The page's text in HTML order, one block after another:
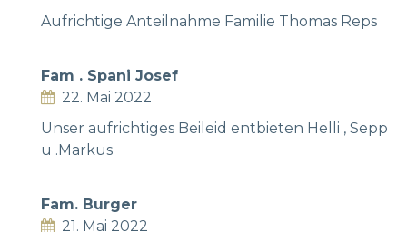
Aufrichtige Anteilnahme Familie Thomas Reps
Fam . Spani Josef
22. Mai 2022
Unser aufrichtiges Beileid entbieten Helli , Sepp
u .Markus
Fam. Burger
21. Mai 2022